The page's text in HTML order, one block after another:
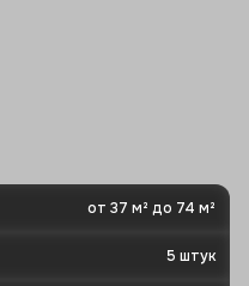
от 37 м² до 74 м²
5 штук